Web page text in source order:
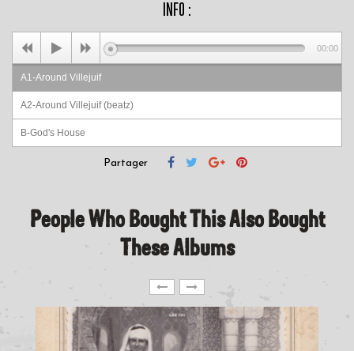
INFO :
A1-Around Villejuif
A2-Around Villejuif (beatz)
B-God's House
00:00
Partager
People Who Bought This Also Bought
These Albums